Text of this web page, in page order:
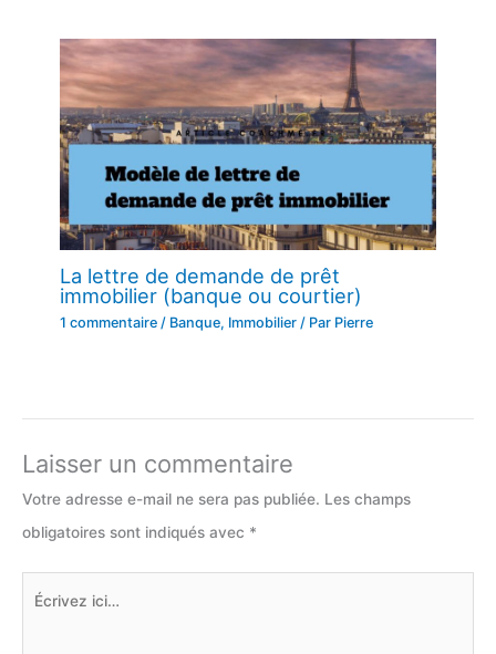
La lettre de demande de prêt
immobilier (banque ou courtier)
1 commentaire / Banque, Immobilier / Par Pierre
Laisser un commentaire
Votre adresse e-mail ne sera pas publiée. Les champs
obligatoires sont indiqués avec *